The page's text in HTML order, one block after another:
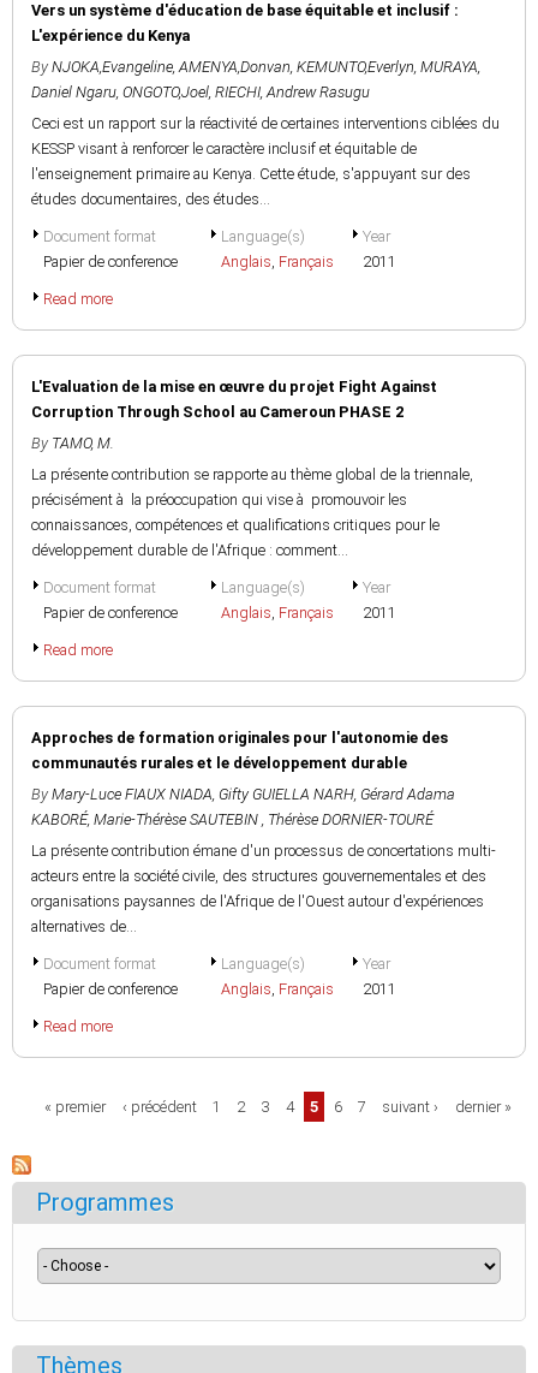
Vers un système d'éducation de base équitable et inclusif :
L'expérience du Kenya
By NJOKA,Evangeline,AMENYA,Donvan, KEMUNTO,Everlyn, MURAYA,
Daniel Ngaru, ONGOTO,Joel, RIECHI, Andrew Rasugu
Ceci est un rapport sur la réactivité de certaines interventions ciblées du
KESSP visant à renforcer le caractère inclusif et équitable de
l'enseignement primaire au Kenya. Cette étude, s'appuyant sur des
études documentaires, des études...
Document format
Papier de conference
Language(s)
Anglais, Français
Year
2011
Read more
L'Evaluation de la mise en œuvre du projet Fight Against
Corruption Through School au Cameroun PHASE 2
By TAMO, M.
La présente contribution se rapporte au thème global de la triennale,
précisément à la préoccupation qui vise à promouvoir les
connaissances, compétences et qualifications critiques pour le
développement durable de l'Afrique : comment...
Document format
Papier de conference
Language(s)
Anglais, Français
Year
2011
Read more
Approches de formation originales pour l'autonomie des
communautés rurales et le développement durable
By Mary-Luce FIAUX NIADA, Gifty GUIELLA NARH, Gérard Adama
KABORÉ, Marie-Thérèse SAUTEBIN , Thérèse DORNIER-TOURÉ
La présente contribution émane d'un processus de concertations multi-
acteurs entre la société civile, des structures gouvernementales et des
organisations paysannes de l'Afrique de l'Ouest autour d'expériences
alternatives de...
Document format
Papier de conference
Language(s)
Anglais, Français
Year
2011
Read more
Pages
« premier ‹ précédent 1 2 3 4 5 6 7 suivant › dernier »
Programmes
Thèmes